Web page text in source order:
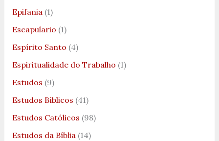
Epifania(1)
Escapulario (1)
Espírito Santo (4)
Espiritualidade do Trabalho (1)
Estudos (9)
Estudos Bíblicos (41)
Estudos Católicos (98)
Estudos da Bíblia(14)